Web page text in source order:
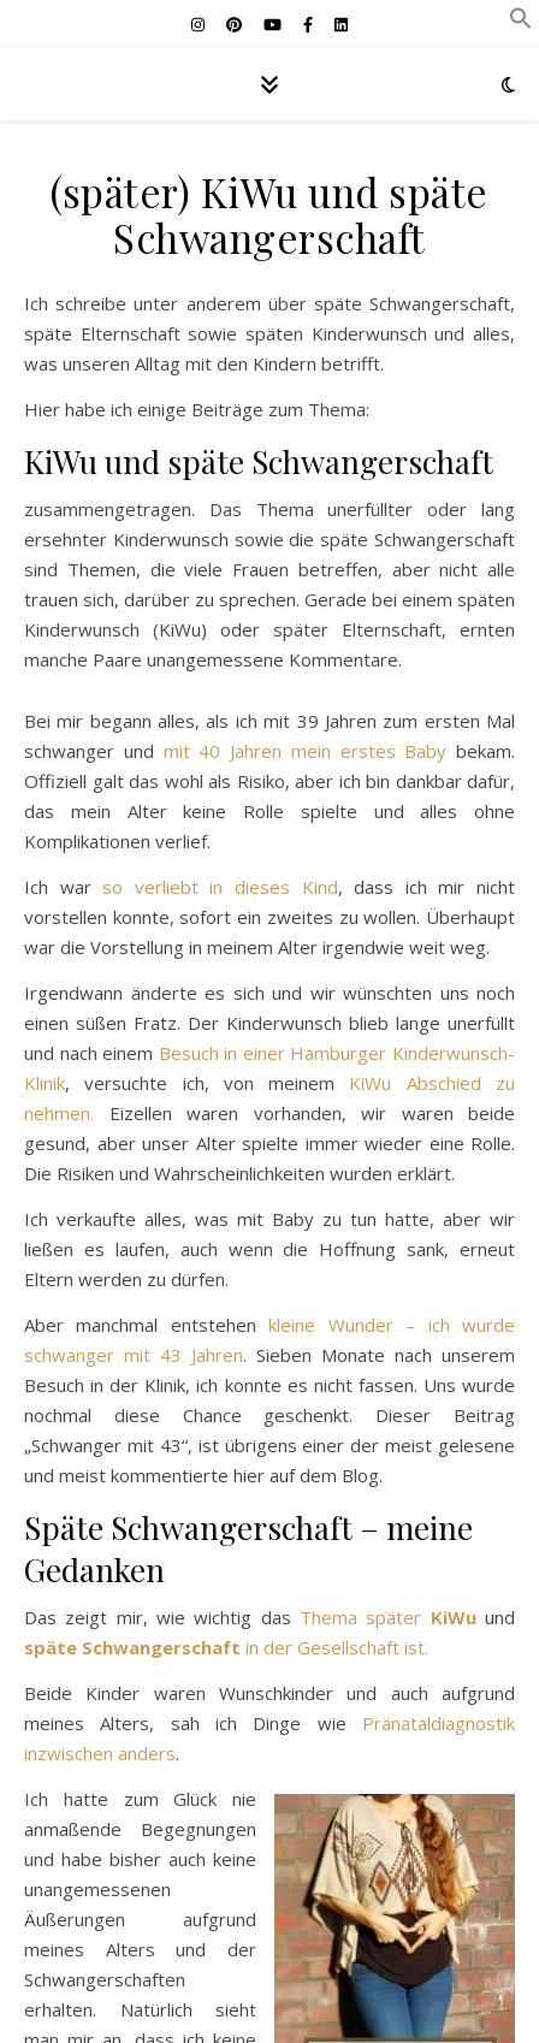
(später) KiWu und späte
Schwangerschaft
Ich schreibe unter anderem über späte Schwangerschaft,
späte Elternschaft sowie späten Kinderwunsch und alles,
was unseren Alltag mit den Kindern betrifft.
Hier habe ich einige Beiträge zum Thema:
KiWu und späte Schwangerschaft
zusammengetragen. Das Thema unerfüllter oder lang
ersehnter Kinderwunsch sowie die späte Schwangerschaft
sind Themen, die viele Frauen betreffen, aber nicht alle
trauen sich, darüber zu sprechen. Gerade bei einem späten
Kinderwunsch (KiWu) oder später Elternschaft, ernten
manche Paare unangemessene Kommentare.
Bei mir begann alles, als ich mit 39 Jahren zum ersten Mal
schwanger und mit 40 Jahren mein erstes Baby bekam.
Offiziell galt das wohl als Risiko, aber ich bin dankbar dafür,
das mein Alter keine Rolle spielte und alles ohne
Komplikationen verlief.
Ich war so verliebt in dieses Kind, dass ich mir nicht
vorstellen konnte, sofort ein zweites zu wollen. Überhaupt
war die Vorstellung in meinem Alter irgendwie weit weg.
Irgendwann änderte es sich und wir wünschten uns noch
einen süßen Fratz. Der Kinderwunsch blieb lange unerfüllt
und nach einem Besuch in einer Hamburger Kinderwunsch-
Klinik, versuchte ich, von meinem KiWu Abschied zu
nehmen. Eizellen waren vorhanden, wir waren beide
gesund, aber unser Alter spielte immer wieder eine Rolle.
Die Risiken und Wahrscheinlichkeiten wurden erklärt.
Ich verkaufte alles, was mit Baby zu tun hatte, aber wir
ließen es laufen, auch wenn die Hoffnung sank, erneut
Eltern werden zu dürfen.
Aber manchmal entstehenkleine Wunder – ich wurde
schwanger mit 43 Jahren. Sieben Monate nach unserem
Besuch in der Klinik, ich konnte es nicht fassen. Uns wurde
nochmal diese Chance geschenkt. Dieser Beitrag
„Schwanger mit 43“, ist übrigens einer der meist gelesene
und meist kommentierte hier auf dem Blog.
Späte Schwangerschaft – meine
Gedanken
Das zeigt mir, wie wichtig das Thema später KiWuund
späte Schwangerschaft in der Gesellschaft ist.
Beide Kinder waren Wunschkinder und auch aufgrund
meines Alters, sah ich Dinge wie Pränataldiagnostik
inzwischen anders.
Ich hatte zum Glück nie
anmaßende Begegnungen
und habe bisher auch keine
unangemessenen
Äußerungen aufgrund
meines Alters und der
Schwangerschaften
erhalten. Natürlich sieht